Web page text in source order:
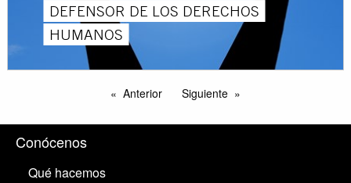
DEFENSOR DE LOS DERECHOS
HUMANOS
Anterior Siguiente
Conócenos
Qué hacemos